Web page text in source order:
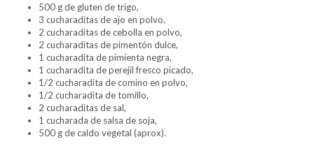
500 g de gluten de trigo,
3 cucharaditas de ajo en polvo,
2 cucharaditas de cebolla en polvo,
2 cucharaditas de pimentón dulce,
1 cucharadita de pimienta negra,
1 cucharadita de perejil fresco picado,
1/2 cucharadita de comino en polvo,
1/2 cucharadita de tomillo,
2 cucharaditas de sal,
1 cucharada de salsa de soja,
500 g de caldo vegetal (aprox).